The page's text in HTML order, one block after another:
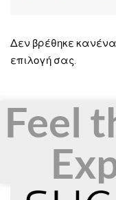
Δεν βρέθηκε κανένα
επιλογή σας.
Feel